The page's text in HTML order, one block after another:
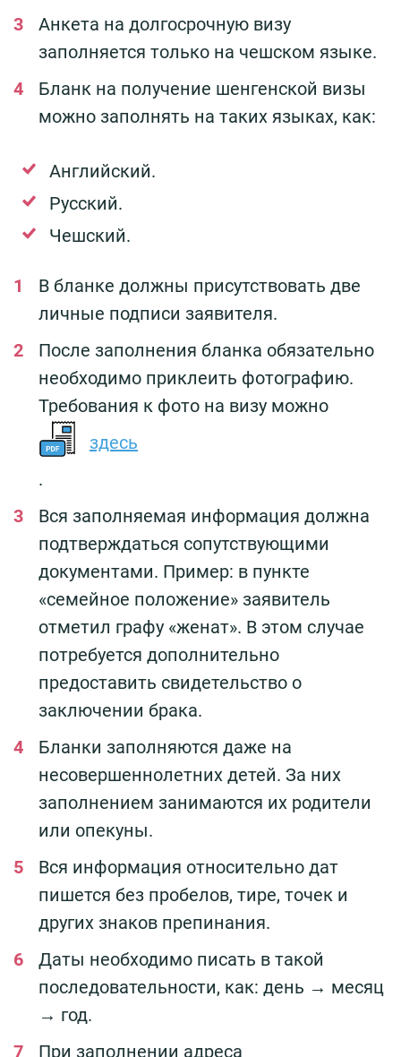
Анкета на долгосрочную визу
заполняется только на чешском языке.
Бланк на получение шенгенской визы
можно заполнять на таких языках, как:
Английский.
Русский.
Чешский.
В бланке должны присутствовать две
личные подписи заявителя.
После заполнения бланка обязательно
необходимо приклеить фотографию.
Требования к фото на визу можно
здесь
.
Вся заполняемая информация должна
подтверждаться сопутствующими
документами. Пример: в пункте
«семейное положение» заявитель
отметил графу «женат». В этом случае
потребуется дополнительно
предоставить свидетельство о
заключении брака.
Бланки заполняются даже на
несовершеннолетних детей. За них
заполнением занимаются их родители
или опекуны.
Вся информация относительно дат
пишется без пробелов, тире, точек и
других знаков препинания.
Даты необходимо писать в такой
последовательности, как: день → месяц
→ год.
При заполнении адреса